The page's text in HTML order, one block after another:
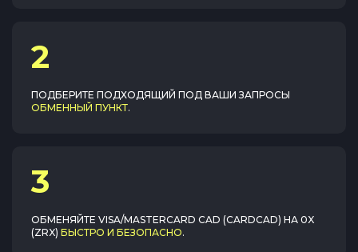
2
ПОДБЕРИТЕ ПОДХОДЯЩИЙ ПОД ВАШИ ЗАПРОСЫ
ОБМЕННЫЙ ПУНКТ.
3
ОБМЕНЯЙТЕ VISA/MASTERCARD CAD (CARDCAD) НА 0X
(ZRX) БЫСТРО И БЕЗОПАСНО.